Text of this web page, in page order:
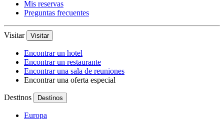
Mis reservas
Preguntas frecuentes
Visitar Visitar
Encontrar un hotel
Encontrar un restaurante
Encontrar una sala de reuniones
Encontrar una oferta especial
Destinos Destinos
Europa